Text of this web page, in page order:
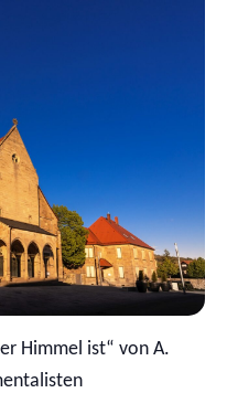
Himmel ist“ von A.